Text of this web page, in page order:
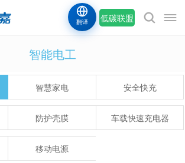
低碳联盟
翻译
智能电工
智慧家电 安全快充
防护壳膜 车载快速充电器
移动电源